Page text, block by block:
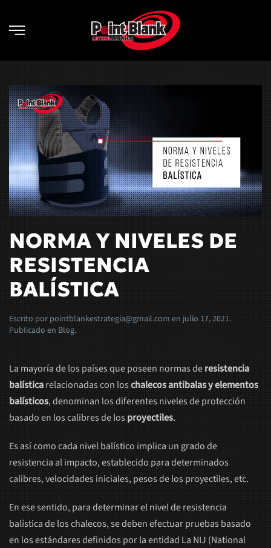
Skip to main content
NORMA Y NIVELES DE
RESISTENCIA
BALÍSTICA
Escrito por pointblankestrategia@gmail.com en julio 17, 2021.
Publicado en Blog.
La mayoría de los países que poseen normas deresistencia
balísticarelacionadas con loschalecos antibalas y elementos
balísticos, denominan los diferentes niveles de protección
basado en los calibres de losproyectiles.
Es así como cada nivel balístico implica un grado de
resistencia al impacto, establecido para determinados
calibres, velocidades iniciales, pesos de los proyectiles, etc.
En ese sentido, para determinar el nivel de resistencia
balística de los chalecos, se deben efectuar pruebas basado
en los estándares definidos por la entidad La NIJ (National